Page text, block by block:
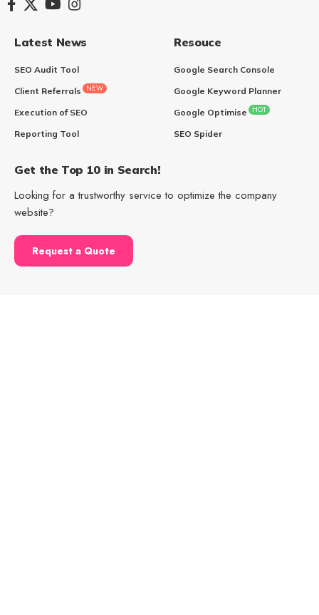
Latest News
SEO Audit Tool
Client Referrals NEW
Execution of SEO
Reporting Tool
Resouce
Google Search Console
Google Keyword Planner
Google Optimise HOT
SEO Spider
Get the Top 10 in Search!
Looking for a trustworthy service to optimize the company
website?
Request a Quote